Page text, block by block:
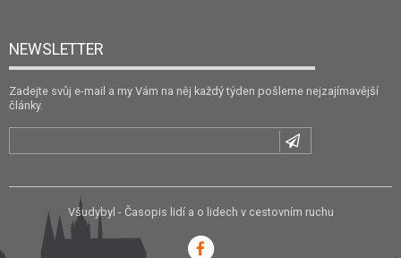
NEWSLETTER
Zadejte svůj e-mail a my Vám na něj každý týden pošleme nejzajímavější
články.
Všudybyl - Časopis lidí a o lidech v cestovním ruchu